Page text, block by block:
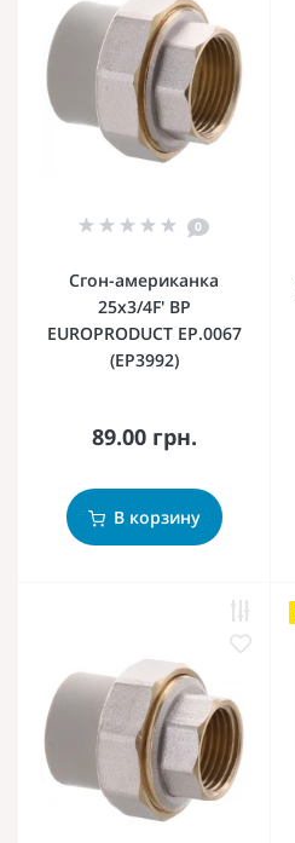
0
Сгон-американка
25x3/4F' ВР
EUROPRODUCT EP.0067
(EP3992)
89.00 грн.
В корзину